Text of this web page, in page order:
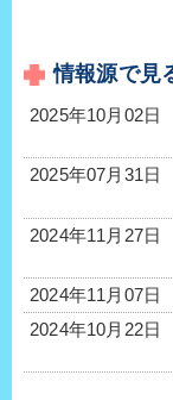
情報源で見
2025年10月02日
2025年07月31日
2024年11月27日
2024年11月07日
2024年10月22日